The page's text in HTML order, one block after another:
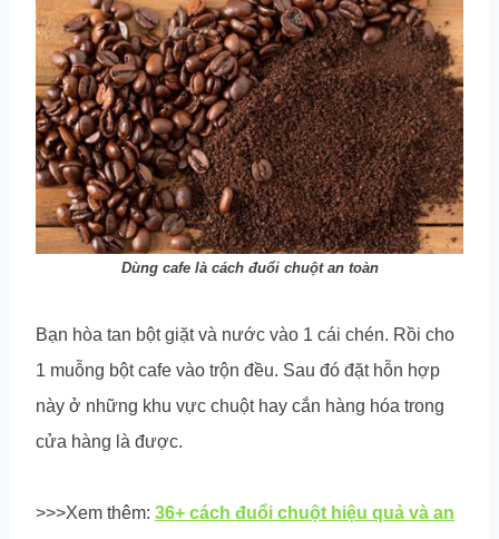
Dùng cafe là cách đuổi chuột an toàn
Bạn hòa tan bột giặt và nước vào 1 cái chén. Rồi cho
1 muỗng bột cafe vào trộn đều. Sau đó đặt hỗn hợp
này ở những khu vực chuột hay cắn hàng hóa trong
cửa hàng là được.
>>>Xem thêm: 36+ cách đuổi chuột hiệu quả và an